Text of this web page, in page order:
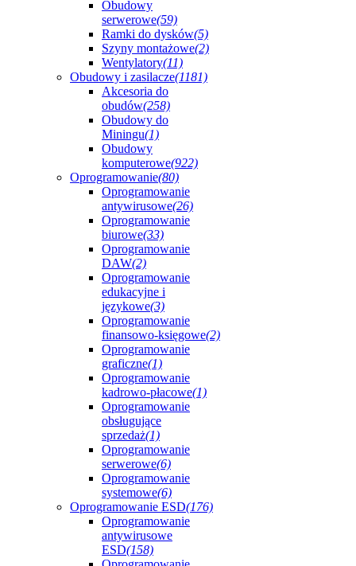
Obudowy
serwerowe(59)
Ramki do dysków(5)
Szyny montażowe(2)
Wentylatory(11)
Obudowy i zasilacze(1181)
Akcesoria do
obudów(258)
Obudowy do
Miningu(1)
Obudowy
komputerowe(922)
Oprogramowanie(80)
Oprogramowanie
antywirusowe(26)
Oprogramowanie
biurowe(33)
Oprogramowanie
DAW(2)
Oprogramowanie
edukacyjne i
językowe(3)
Oprogramowanie
finansowo-księgowe(2)
Oprogramowanie
graficzne(1)
Oprogramowanie
kadrowo-płacowe(1)
Oprogramowanie
obsługujące
sprzedaż(1)
Oprogramowanie
serwerowe(6)
Oprogramowanie
systemowe(6)
Oprogramowanie ESD(176)
Oprogramowanie
antywirusowe
ESD(158)